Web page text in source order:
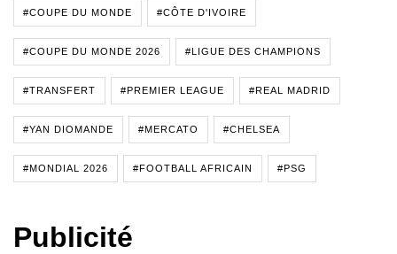
#COUPE DU MONDE #CÔTE D'IVOIRE
#COUPE DU MONDE 2026 #LIGUE DES CHAMPIONS
#TRANSFERT #PREMIER LEAGUE #REAL MADRID
#YAN DIOMANDE #MERCATO #CHELSEA
#MONDIAL 2026 #FOOTBALL AFRICAIN #PSG
Publicité